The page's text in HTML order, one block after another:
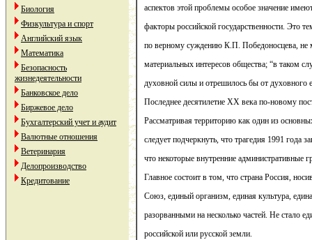
Биология
Физкультура и спорт
Английский язык
Математика
Безопасность
жизнедеятельности
Банковское дело
Биржевое дело
Бухгалтерский учет и аудит
Валютные отношения
Ветеринария
Делопроизводство
Кредитование
аспектов этой проблемы особое значение
факторы российской государственности. Это
по верному суждению К.П. Победоносцева, не
материальных интересов общества; “в таком
духовной силы и отрешилось бы от духовного
Последнее десятилетие ХХ века по-новому
Рассматривая территорию как один из
следует подчеркнуть, что трагедия 1991 года
что некоторые внутренние административные
Главное состоит в том, что страна Россия,
Союз, единый организм, единая культура,
разорванными на несколько частей. Не стало
российской или русской земли.